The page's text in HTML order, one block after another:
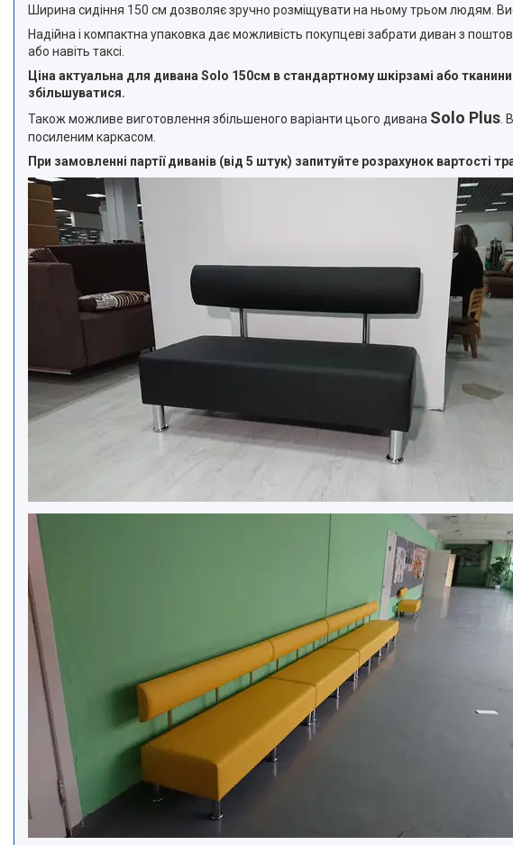
Ширина сидіння 150 см дозволяє зручно розміщувати на ньому трьом людям.
Надійна і компактна упаковка дає можливість покупцеві забрати диван з
або навіть таксі.
Ціна актуальна для дивана Solo 150см в стандартному шкірзамі або
збільшуватися.
Також можливе виготовлення збільшеного варіанти цього дивана Solo Plus .
посиленим каркасом.
При замовленні партії диванів (від 5 штук) запитуйте розрахунок вартості